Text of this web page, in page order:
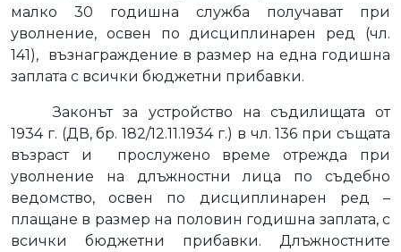
малко 30 годишна служба получават при
уволнение, освен по дисциплинарен ред (чл.
141),
възнаграждение в размер на една годишна
заплата с всички бюджетни прибавки.
Законът за устройство на съдилищата от
1934 г. (ДВ, бр. 182/12.11.1934 г.) в чл. 136 при същата
възраст и
прослужено време отрежда при
уволнение на длъжностни лица по съдебно
ведомство, освен по дисциплинарен ред –
плащане в размер на половин годишна заплата, с
всички бюджетни прибавки. Длъжностните